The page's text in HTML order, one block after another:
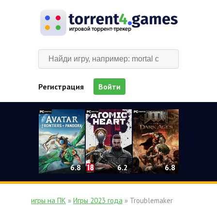
Регистрация Войти
6.8 6.2 6.8
игры на ПК » Игры 2023 года » Troublemaker